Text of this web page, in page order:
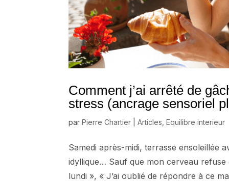
Comment j’ai arrêté de
stress (ancrage sensoriel
parPierre Chartier |Articles ,Equilibre interieur
Samedi après-midi, terrasse ensoleillée
idyllique… Sauf que mon cerveau
lundi », « J’ai oublié de répondre à ce